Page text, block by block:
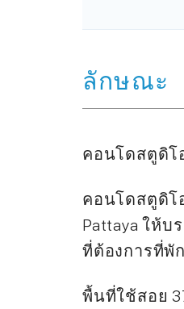
ลักษณะ
คอนโดสตูดิโอ
คอนโดสตูดิโ
Pattaya ให้
ที่ต้องการที่พั
พื้นที่ใช้สอย